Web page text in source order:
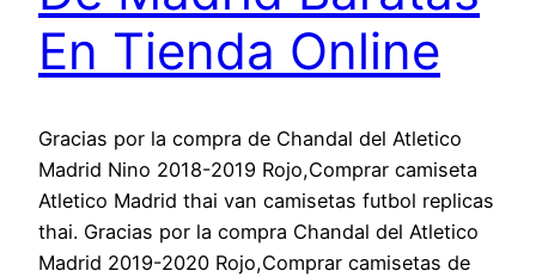
En Tienda Online
Gracias por la compra de Chandal del Atletico
Madrid Nino 2018-2019 Rojo,Comprar camiseta
Atletico Madrid thai van camisetas futbol replicas
thai. Gracias por la compra Chandal del Atletico
Madrid 2019-2020 Rojo,Comprar camisetas de